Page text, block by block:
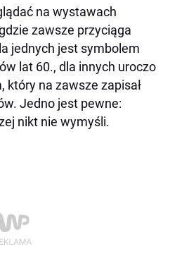
na wystawach
zawsze przyciąga
jednych jest symbolem
lat 60., dla innych uroczo
który na zawsze zapisał
Jedno jest pewne:
nikt nie wymyśli.